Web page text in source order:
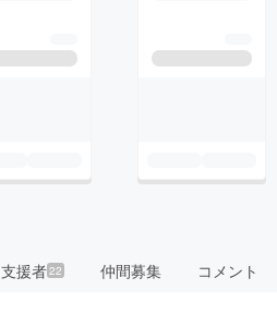
支援者22 仲間募集 コメント